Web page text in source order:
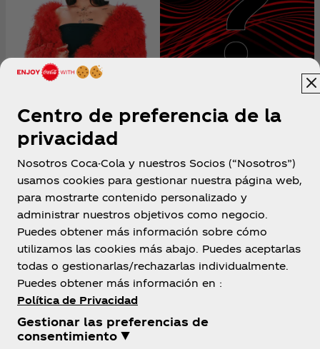
Panamá
Sobre Nosotros
Centro de preferencia de la
privacidad
Nosotros Coca-Cola y nuestros Socios (“Nosotros”)
usamos cookies para gestionar nuestra página web,
para mostrarte contenido personalizado y
administrar nuestros objetivos como negocio.
Puedes obtener más información sobre cómo
utilizamos las cookies más abajo. Puedes aceptarlas
todas o gestionarlas/rechazarlas individualmente.
Puedes obtener más información en :
Política de Privacidad
Gestionar las preferencias de
consentimiento ▼